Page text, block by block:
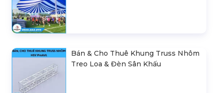
Bán & Cho Thuê Khung Truss Nhôm
Treo Loa & Đèn Sân Khấu